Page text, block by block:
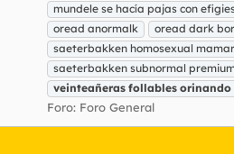
mundele se hacía pajas con
oread anormalk
oread dark
saeterbakken homosexual
saeterbakken subnormal
veinteañeras follables orinando
Foro: Foro General